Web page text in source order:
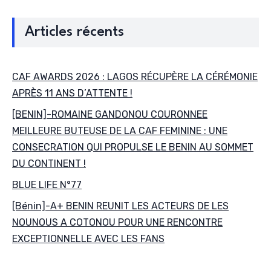
Articles récents
CAF AWARDS 2026 : LAGOS RÉCUPÈRE LA CÉRÉMONIE
APRÈS 11 ANS D’ATTENTE !
[BENIN]-ROMAINE GANDONOU COURONNEE
MEILLEURE BUTEUSE DE LA CAF FEMININE : UNE
CONSECRATION QUI PROPULSE LE BENIN AU SOMMET
DU CONTINENT !
BLUE LIFE N°77
[Bénin]-A+ BENIN REUNIT LES ACTEURS DE LES
NOUNOUS A COTONOU POUR UNE RENCONTRE
EXCEPTIONNELLE AVEC LES FANS